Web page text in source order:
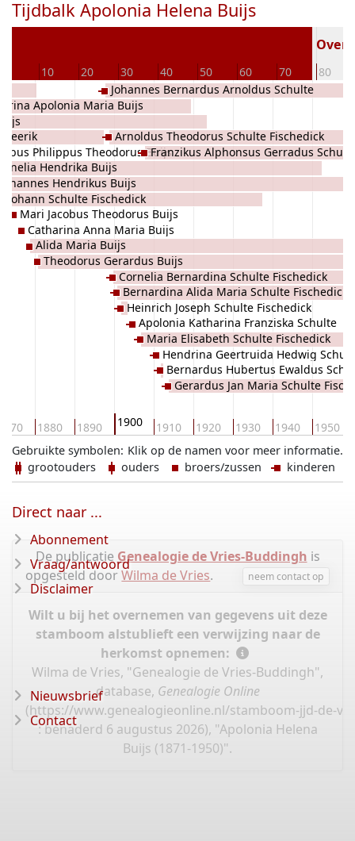
Tijdbalk Apolonia Helena Buijs
10 20 30 40 50 60 70 80
1880 1890 1900 1910 1920 1930 1940 1950
Apolonia Maria Buijs
Philippus Theodorus Buijs
Hendrika Buijs
Johannes Hendrikus Buijs
Johann Schulte Fischedick
Mari Jacobus Theodorus Buijs
Catharina Anna Maria Buijs
Alida Maria Buijs
Theodorus Gerardus Buijs
Johannes Bernardus Arnoldus Schulte
Fischedick
Arnoldus Theodorus Schulte Fischedick
Cornelia Bernardina Schulte Fischedick
Bernardina Alida Maria Schulte Fischedick
Heinrich Joseph Schulte Fischedick
Apolonia Katharina Franziska Schulte
Fischedick
Maria Elisabeth Schulte Fischedick
Franzikus Alphonsus Gerradus
Hendrina Geertruida Hedwig
Fischedick
Bernardus Hubertus Ewaldus
Fischedick
Gerardus Jan Maria Schulte
Klik op de namen voor meer informatie.
Gebruikte symbolen:
grootouders
ouders broers/zussen kinderen
De publicatie Genealogie de Vries-Buddingh is
opgesteld doorWilma de Vries. neem contact op
Wilt u bij het overnemen van gegevens uit deze
stamboom alstublieft een verwijzing naar de
herkomst opnemen:
Wilma de Vries, "Genealogie de Vries-Buddingh",
database, Genealogie Online
(https://www.genealogieonline.nl/stamboom-jjd-de-
: benaderd 6 augustus 2026), "Apolonia Helena
Buijs (1871-1950)".
Direct naar ...
Abonnement
Vraag/antwoord
Disclaimer
Nieuwsbrief
Contact